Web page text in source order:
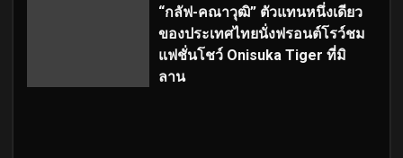
“กลัฟ-คณาวุฒิ” ตัวแทนหนึ่งเดียว
ของประเทศไทยนั่งฟรอนต์โรว์ชม
แฟชั่นโชว์ Onisuka Tiger ที่มิ
ลาน